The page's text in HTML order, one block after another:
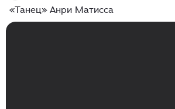
«Танец» Анри Матисса